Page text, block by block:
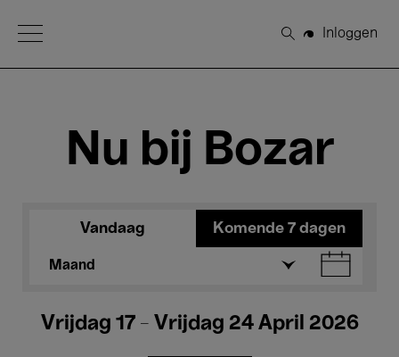
Open Menu
Zoeken
Inloggen
Nu bij Bozar
Vandaag Komende 7 dagen
Maand
Vrijdag 17 - Vrijdag 24 April 2026